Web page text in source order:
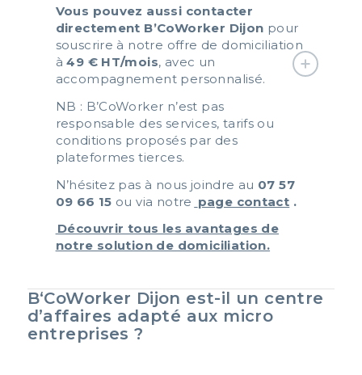
Vous pouvez aussi contacter
directement B’CoWorker Dijon pour
souscrire à notre offre de domiciliation
à49 € HT/mois, avec un
accompagnement personnalisé.
NB : B’CoWorker n’est pas
responsable des services, tarifs ou
conditions proposés par des
plateformes tierces.
N’hésitez pas à nous joindre au 07 57
09 66 15 ou via notre page contact .
Découvrir tous les avantages de
notre solution de domiciliation.
B‘CoWorker Dijon est-il un centre
d’affaires adapté aux micro
entreprises ?